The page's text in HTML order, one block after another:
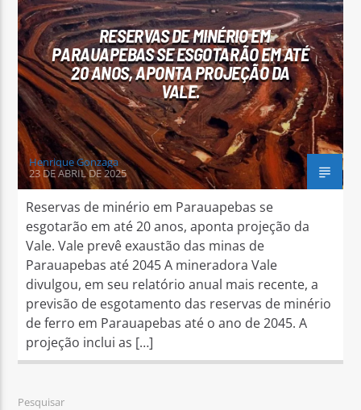
Arara Azul FM
RESERVAS DE MINÉRIO EM
PARAUAPEBAS SE ESGOTARÃO EM ATÉ
20 ANOS, APONTA PROJEÇÃO DA
VALE.
Henrique Gonzaga
23 DE ABRIL DE 2025
Reservas de minério em Parauapebas se
esgotarão em até 20 anos, aponta projeção da
Vale. Vale prevê exaustão das minas de
Parauapebas até 2045 A mineradora Vale
divulgou, em seu relatório anual mais recente, a
previsão de esgotamento das reservas de minério
de ferro em Parauapebas até o ano de 2045. A
projeção inclui as […]
Pesquisar